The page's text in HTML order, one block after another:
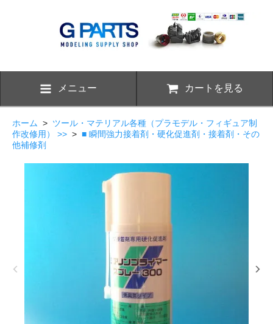
メニュー カートを見る
ホーム > ツール・マテリアル各種（プラモデル・フィギュア制
作改修用） >> > ■ 瞬間強力接着剤・硬化促進剤・接着剤・その
他補修剤